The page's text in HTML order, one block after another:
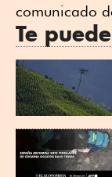
comunicado
Te